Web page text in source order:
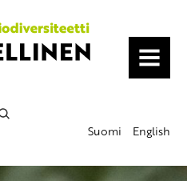
MENU
Suomi
English